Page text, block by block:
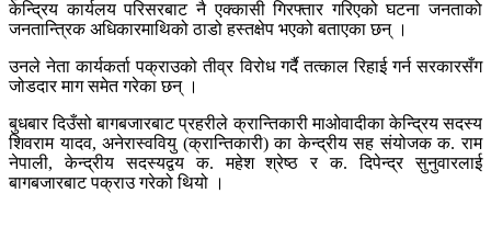
केन्द्रिय कार्यलय परिसरबाट नै एक्कासी गिरफ्तार गरिएको घटना जनताको
जनतान्त्रिक अधिकारमाथिको ठाडो हस्तक्षेप भएको बताएका छन् ।
उनले नेता कार्यकर्ता पक्राउको तीव्र विरोध गर्दै तत्काल रिहाई गर्न सरकारसँग
जोडदार माग समेत गरेका छन् ।
बुधबार दिउँसो बागबजारबाट प्रहरीले क्रान्तिकारी माओवादीका केन्द्रिय सदस्य
शिवराम यादव, अनेरास्ववियु (क्रान्तिकारी) का केन्द्रीय सह संयोजक क. राम
नेपाली, केन्द्रीय सदस्यद्वय क. महेश श्रेष्ठ र क. दिपेन्द्र सुनुवारलाई
बागबजारबाट पक्राउ गरेको थियो ।